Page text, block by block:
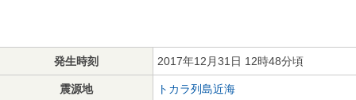
発生時刻 2017年12月31日 12時48分頃
震源地 トカラ列島近海